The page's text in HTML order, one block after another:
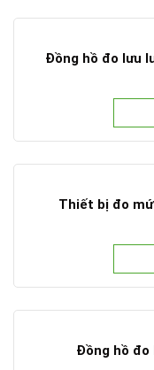
Đồng hồ đo lưu
Thiết bị đo
Đồng hồ đo